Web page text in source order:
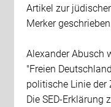
Artikel zur
Merker
Alexander Abusch
"Freien
politische Linie
Die SED-Erklärung